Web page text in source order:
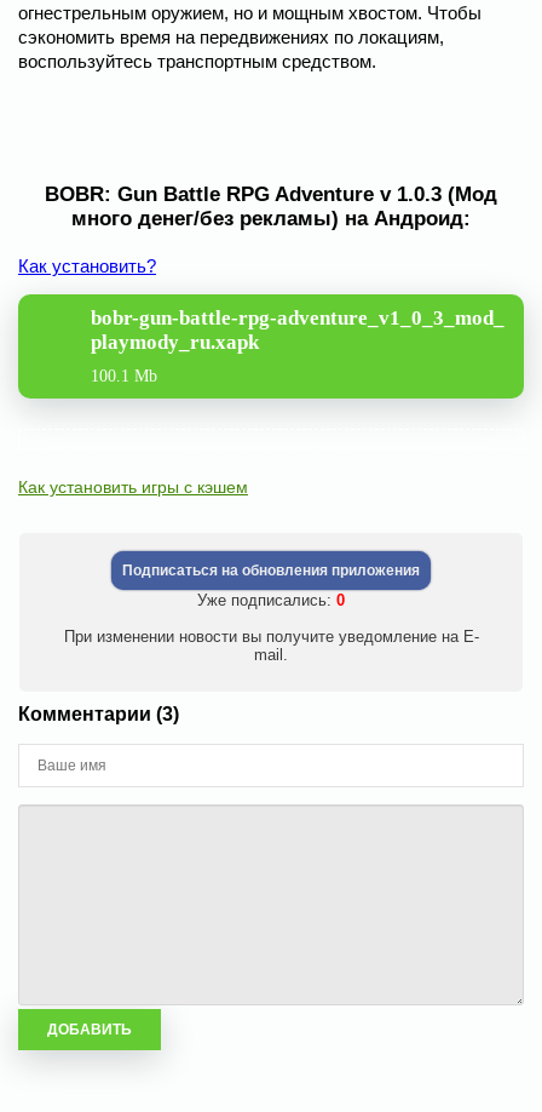
огнестрельным оружием, но и мощным хвостом. Чтобы
сэкономить время на передвижениях по локациям,
воспользуйтесь транспортным средством.
BOBR: Gun Battle RPG Adventure v 1.0.3 (Мод
много денег/без рекламы) на Андроид:
Как установить?
bobr-gun-battle-rpg-adventure_v1_0_3_mod_
playmody_ru.xapk
100.1 Mb
Как установить игры с кэшем
Подписаться на обновления приложения
Уже подписались: 0
При изменении новости вы получите уведомление на E-
mail.
Комментарии (3)